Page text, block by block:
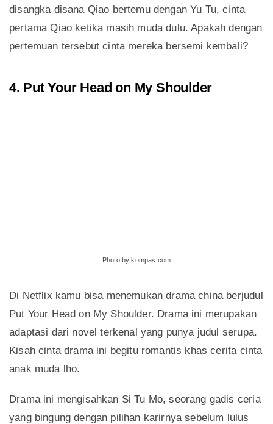
disangka disana Qiao bertemu dengan Yu Tu, cinta
pertama Qiao ketika masih muda dulu. Apakah dengan
pertemuan tersebut cinta mereka bersemi kembali?
4. Put Your Head on My Shoulder
Photo by kompas.com
Di Netflix kamu bisa menemukan drama china berjudul
Put Your Head on My Shoulder. Drama ini merupakan
adaptasi dari novel terkenal yang punya judul serupa.
Kisah cinta drama ini begitu romantis khas cerita cinta
anak muda lho.
Drama ini mengisahkan Si Tu Mo, seorang gadis ceria
yang bingung dengan pilihan karirnya sebelum lulus